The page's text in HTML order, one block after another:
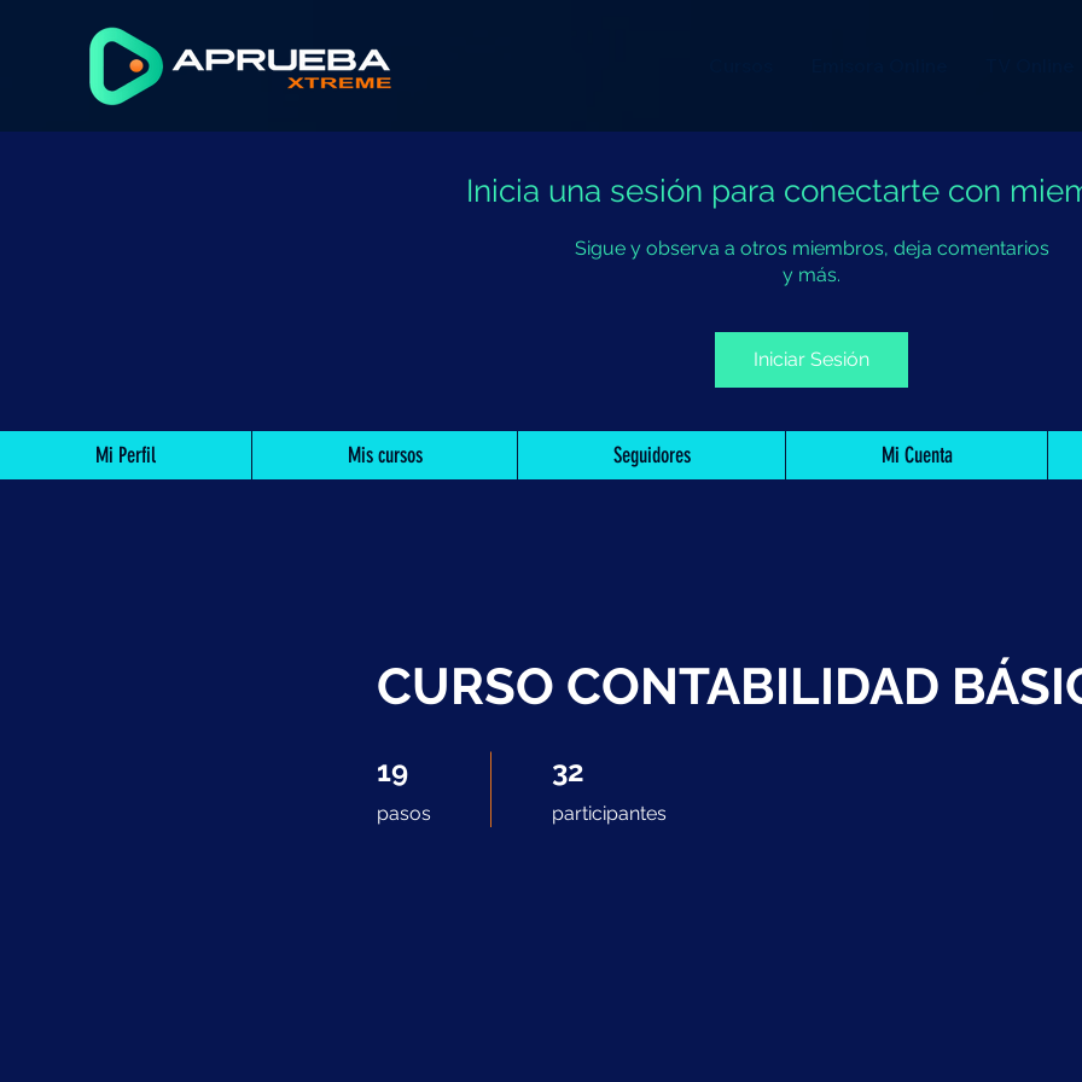
Inicia una sesión para conectarte con
Sigue y observa a otros miembros, deja comentarios
y más.
Iniciar Sesión
Mi Perfil Mis cursos Seguidores Mi Cuenta
CURSO CONTABILIDAD
19
pasos
32
participantes